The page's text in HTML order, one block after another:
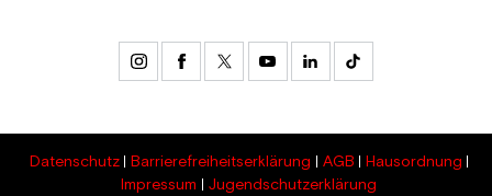
Datenschutz Barrierefreiheitserklärung AGB
Hausordnung
Impressum
Jugendschutzerklärung